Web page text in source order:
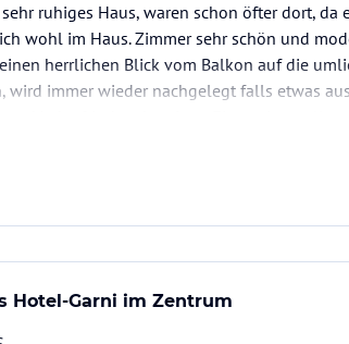
ruhiges Haus, waren schon öfter dort, da
wohl im Haus. Zimmer sehr schön und
herrlichen Blick vom Balkon auf die
wird immer wieder nachgelegt falls etwas
Hotel-Garni im Zentrum